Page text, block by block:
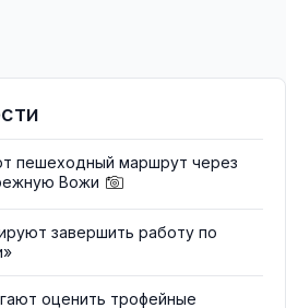
пешеходный маршрут через
Вожи
завершить работу по
оценить трофейные